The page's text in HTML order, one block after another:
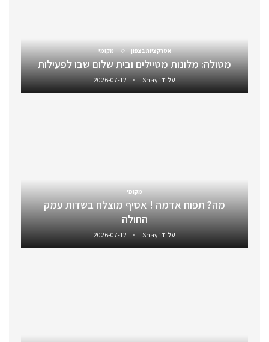
אטרקציות בצפון מקומי
מטולה: מלונות מטיילים ובית שלום שבו לפעילות
על ידי Shay
2026-07-12
מקומי
מה? תפוח אדמה ! אסיף מוצלח בשדות עמק
החולה
על ידי Shay
2026-07-12